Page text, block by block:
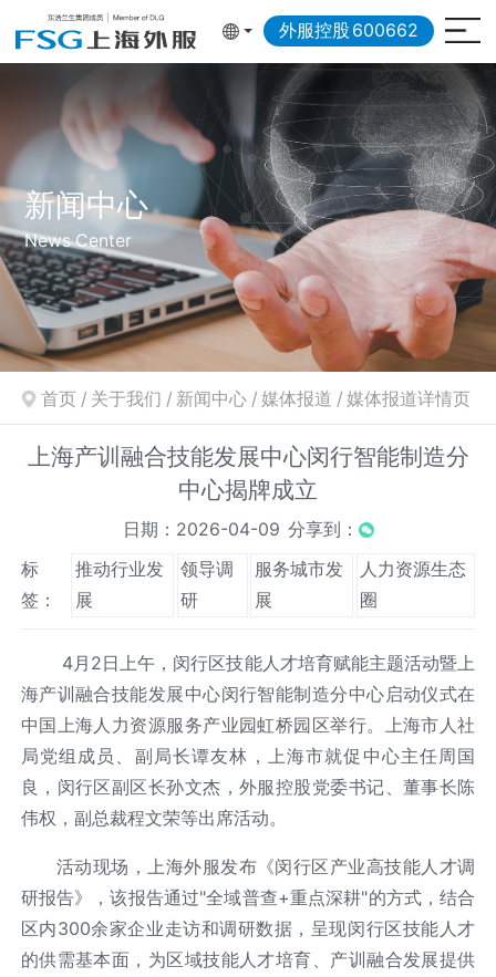
外服控股 600662
新闻中心
News Center
首页 / 关于我们 / 新闻中心 / 媒体报道 / 媒体报道详情页
上海产训融合技能发展中心闵行智能制造分
中心揭牌成立
日期：2026-04-09 分享到：
标
签：
推动行业发
展
领导调
研
服务城市发
展
人力资源生态
圈
4月2日上午，闵行区技能人才培育赋能主题活动暨上
海产训融合技能发展中心闵行智能制造分中心启动仪式在
中国上海人力资源服务产业园虹桥园区举行。上海市人社
局党组成员、副局长谭友林，上海市就促中心主任周国
良，闵行区副区长孙文杰，外服控股党委书记、董事长陈
伟权，副总裁程文荣等出席活动。
活动现场，上海外服发布《闵行区产业高技能人才调
研报告》，该报告通过"全域普查+重点深耕"的方式，结合
区内300余家企业走访和调研数据，呈现闵行区技能人才
的供需基本面，为区域技能人才培育、产训融合发展提供